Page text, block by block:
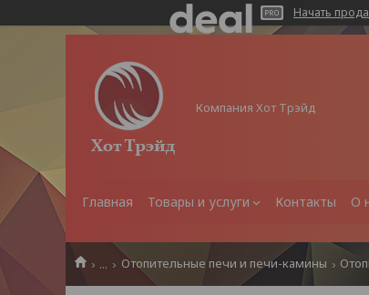
Начать
Компания Хот Трэйд
Главная Товары и услуги Контакты О
... Отопительные печи и печи-камины